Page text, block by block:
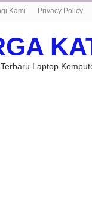
Kami Privacy Policy
Laptop